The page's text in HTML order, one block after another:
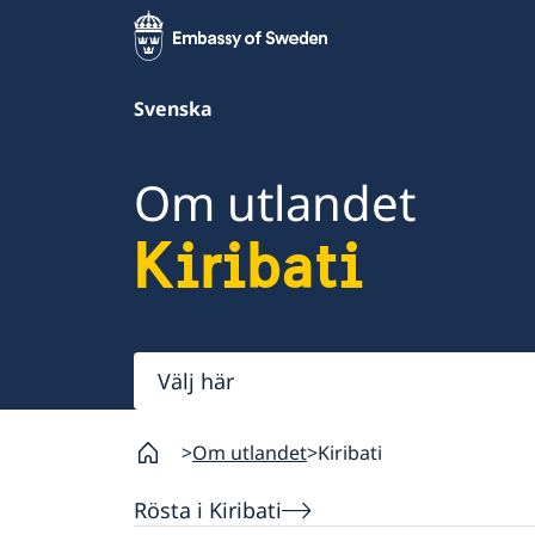
Svenska
Om utlandet
Kiribati
Välj
här
Om utlandet Kiribati
Rösta i Kiribati